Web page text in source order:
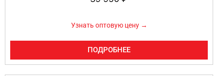
Узнать оптовую цену →
ПОДРОБНЕЕ